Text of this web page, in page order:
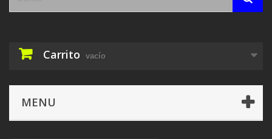
Carrito vacío
MENU